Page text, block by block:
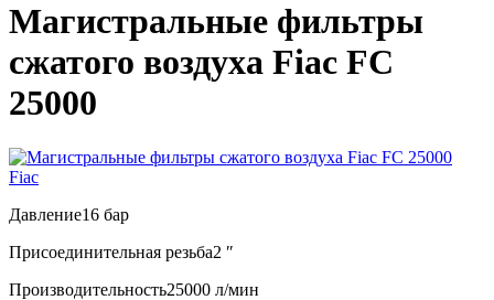
Магистральные фильтры
сжатого воздуха Fiac FC
25000
Fiac
Давление16 бар
Присоединительная резьба2 ″
Производительность25000 л/мин